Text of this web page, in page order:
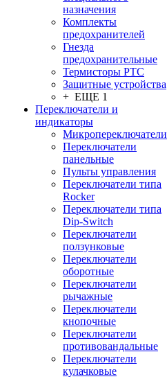
назначения
Комплекты
предохранителей
Гнезда
предохранительные
Термисторы PTC
Защитные устройства
+ ЕЩЕ 1
Переключатели и
индикаторы
Микропереключатели
Переключатели
панельные
Пульты управления
Переключатели типа
Rocker
Переключатели типа
Dip-Switch
Переключатели
ползунковые
Переключатели
оборотные
Переключатели
рычажные
Переключатели
кнопочные
Переключатели
противовандальные
Переключатели
кулачковые